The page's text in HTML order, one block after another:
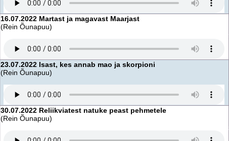
16.07.2022 Martast ja magavast Maarjast
(Rein Õunapuu)
23.07.2022 Isast, kes annab mao ja skorpioni
(Rein Õunapuu)
30.07.2022 Reliikviatest natuke peast pehmetele
(Rein Õunapuu)